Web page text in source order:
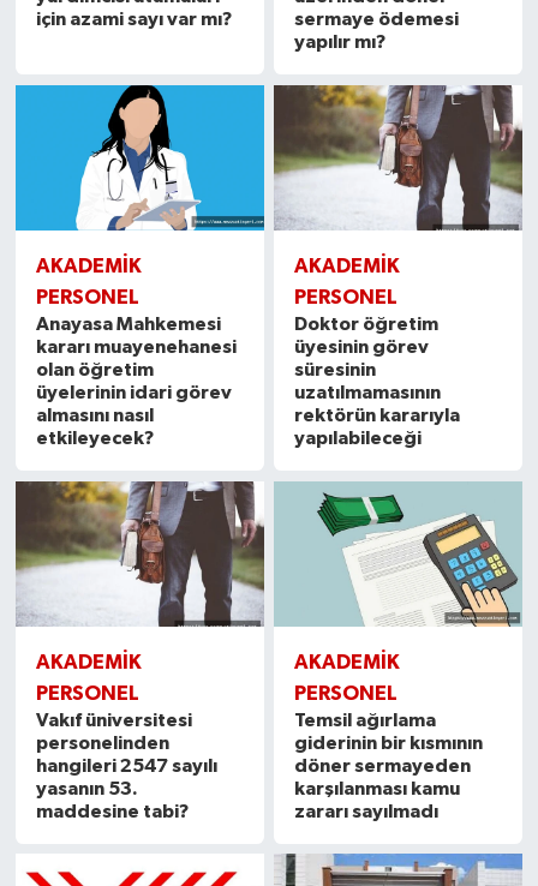
için azami sayı var mı?
sermaye ödemesi
yapılır mı?
AKADEMİK
PERSONEL
Anayasa Mahkemesi
kararı muayenehanesi
olan öğretim
üyelerinin idari görev
almasını nasıl
etkileyecek?
AKADEMİK
PERSONEL
Doktor öğretim
üyesinin görev
süresinin
uzatılmamasının
rektörün kararıyla
yapılabileceği
AKADEMİK
PERSONEL
Vakıf üniversitesi
personelinden
hangileri 2547 sayılı
yasanın 53.
maddesine tabi?
AKADEMİK
PERSONEL
Temsil ağırlama
giderinin bir kısmının
döner sermayeden
karşılanması kamu
zararı sayılmadı